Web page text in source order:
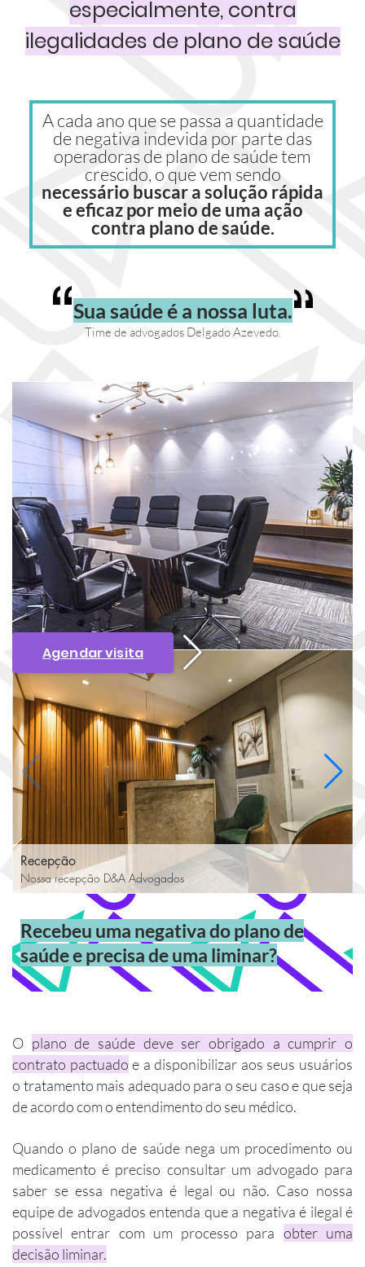
especialmente, contra
ilegalidades de plano de saúde
A cada ano que se passa a quantidade
de negativa indevida por parte das
operadoras de plano de saúde tem
crescido, o que vem sendo
necessário buscar a solução rápida
e eficaz por meio de uma ação
contra plano de saúde.
Sua saúde é a nossa luta.
Time de advogados Delgado Azevedo.
Recepção
Nossa recepção D&A Advogados
Agendar visita
Recebeu uma negativa do plano de
saúde e precisa de uma liminar?
O plano de saúde deve ser obrigado a cumprir o
contrato pactuado e a disponibilizar aos seus usuários
o tratamento mais adequado para o seu caso e que seja
de acordo com o entendimento do seu médico.
Quando o plano de saúde nega um procedimento ou
medicamento é preciso consultar um advogado para
saber se essa negativa é legal ou não. Caso nossa
equipe de advogados entenda que a negativa é ilegal é
possível entrar com um processo para obter uma
decisão liminar.